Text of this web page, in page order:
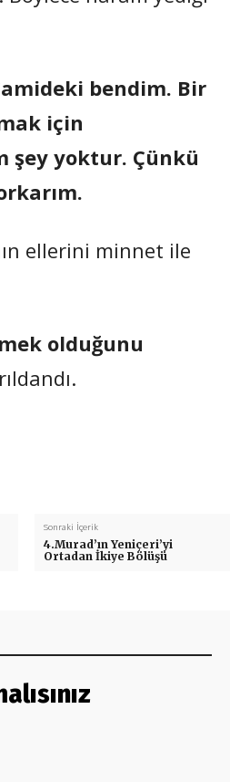
bendim. Bir
için
şey yoktur. Çünkü
ellerini minnet ile
olduğunu
Sonraki İçerik
4.Murad’ın Yeniçeri’yi
Ortadan İkiye Bölüşü